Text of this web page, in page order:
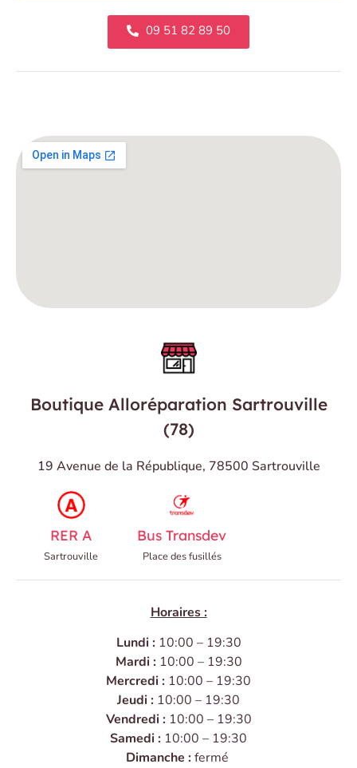
09 51 82 89 50
Boutique Alloréparation Sartrouville
(78)
19 Avenue de la République, 78500 Sartrouville
RER A
Sartrouville
Bus Transdev
Place des fusillés
Horaires :
Lundi :10:00 – 19:30
Mardi :10:00 – 19:30
Mercredi : 10:00 – 19:30
Jeudi : 10:00 – 19:30
Vendredi :10:00 – 19:30
Samedi : 10:00 – 19:30
Dimanche :fermé